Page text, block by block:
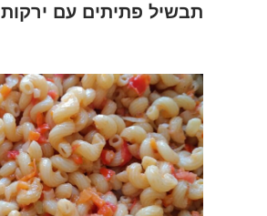
תבשיל פתיתים עם ירקות